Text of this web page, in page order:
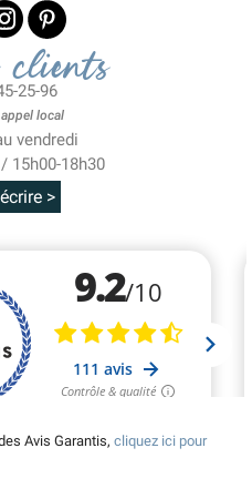
clients
25-96
local
vendredi
15h00-18h30
>
Avis Garantis, cliquez ici pour